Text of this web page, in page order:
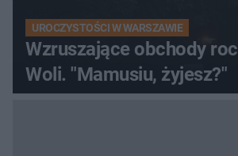
UROCZYSTOŚCI W WARSZAWIE
Wzruszające obchody
Woli. "Mamusiu, żyjesz?"